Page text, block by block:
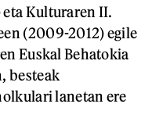
Kulturaren II.
(2009-2012) egile
Euskal Behatokia
besteak
lanetan ere